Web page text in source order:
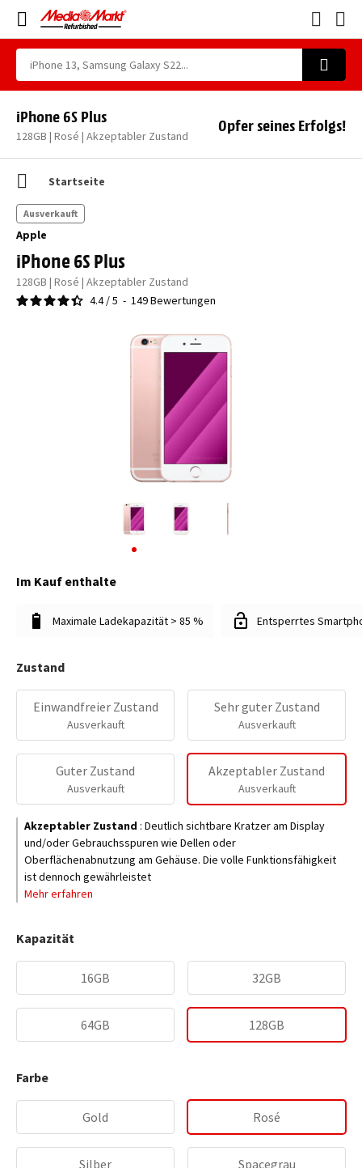
iPhone 6S Plus
128GB | Rosé | Akzeptabler Zustand
Opfer seines Erfolgs!
Startseite
Apple
iPhone 6S Plus
128GB | Rosé | Akzeptabler Zustand
4.4 /5 - 149Bewertungen
Ausverkauft
Im Kauf enthalte
Maximale Ladekapazität > 85 % Entsperrtes
Zustand
Einwandfreier Zustand
Ausverkauft
Sehr guter Zustand
Ausverkauft
Guter Zustand
Ausverkauft
Akzeptabler Zustand
Ausverkauft
Akzeptabler Zustand : Deutlich sichtbare Kratzer am Display
und/oder Gebrauchsspuren wie Dellen oder
Oberflächenabnutzung am Gehäuse. Die volle Funktionsfähigkeit
ist dennoch gewährleistet
Mehr erfahren
Kapazität
16GB 32GB
64GB 128GB
Farbe
Gold Rosé
Silber Spacegrau